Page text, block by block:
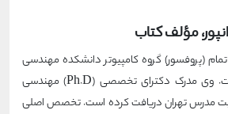
مؤلف کتاب
تمام (پروفسور) گروه کامپیوتر دانشکده مهندسی
دانشگاه الزهرا تهران است. وی مدرک دکترای تخصصی (Ph.D) مهندسی
مدرس تهران دریافت کرده است. تخصص اصلی